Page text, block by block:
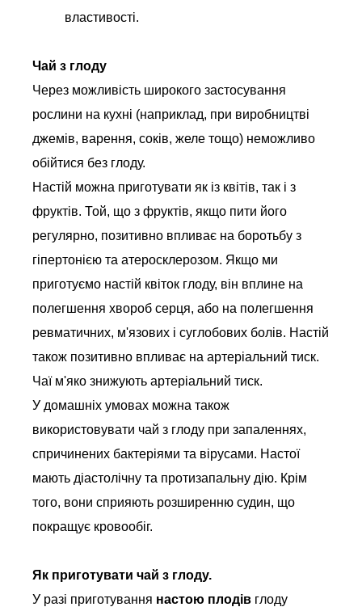
властивості.
Чай з глоду
Через можливість широкого застосування
рослини на кухні (наприклад, при виробництві
джемів, варення, соків, желе тощо) неможливо
обійтися без глоду.
Настій можна приготувати як із квітів, так і з
фруктів. Той, що з фруктів, якщо пити його
регулярно, позитивно впливає на боротьбу з
гіпертонією та атеросклерозом. Якщо ми
приготуємо настій квіток глоду, він вплине на
полегшення хвороб серця, або на полегшення
ревматичних, м'язових і суглобових болів. Настій
також позитивно впливає на артеріальний тиск.
Чаї м'яко знижують артеріальний тиск.
У домашніх умовах можна також
використовувати чай з глоду при запаленнях,
спричинених бактеріями та вірусами. Настої
мають діастолічну та протизапальну дію. Крім
того, вони сприяють розширенню судин, що
покращує кровообіг.
Як приготувати чай з глоду.
У разі приготування настою плодів глоду